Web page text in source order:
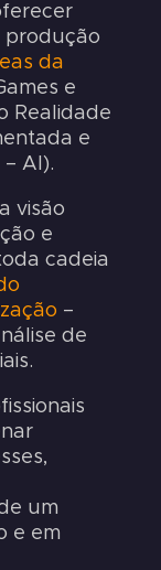
produção
da
e
Realidade
e
AI).
visão
e
cadeia
–
de
um
e em